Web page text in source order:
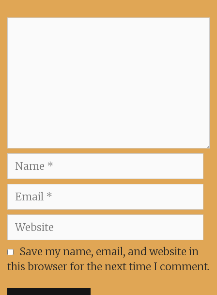
Name
Email
Website
Save my name, email, and website in
this browser for the next time I comment.